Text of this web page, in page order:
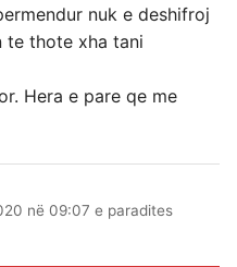
nuk e deshifroj
te thote xha tani
Hera e pare qe me
në 09:07 e paradites